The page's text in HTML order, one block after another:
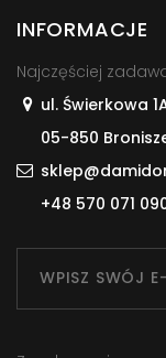
INFORMACJE
Najczęściej
ul. Świerkowa
05-850
+48 570 071